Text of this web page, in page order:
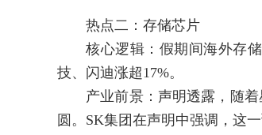
热点二：存储芯片
核心逻辑：假期间海外存储
技、闪迪涨超17%。
产业前景：声明透露，随着
圆。SK集团在声明中强调，这